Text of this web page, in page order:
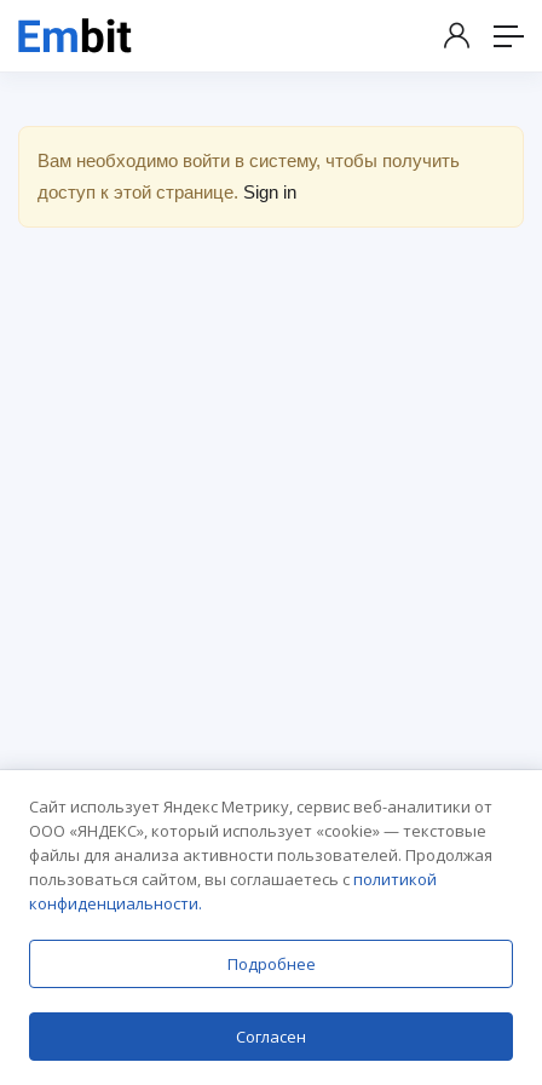
Вам необходимо войти в систему, чтобы получить
доступ к этой странице. Sign in
Сайт использует Яндекс Метрику, сервис веб-аналитики от
ООО «ЯНДЕКС», который использует «cookie» — текстовые
файлы для анализа активности пользователей. Продолжая
пользоваться сайтом, вы соглашаетесь сполитикой
конфиденциальности.
Подробнее
Согласен